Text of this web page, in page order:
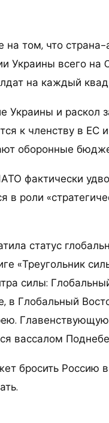
том, что страна-
Украины всего на
на каждый
Украины и раскол
к членству в ЕС
оборонные
фактически
в роли
статус
«Треугольник
силы:
Глобальный
Главенствующую
вассалом
бросить Россию